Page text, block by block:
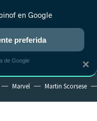
NUEVO
RANKINGS CINE
Marvel Martin Scorsese
×
en Google
preferida
de Google